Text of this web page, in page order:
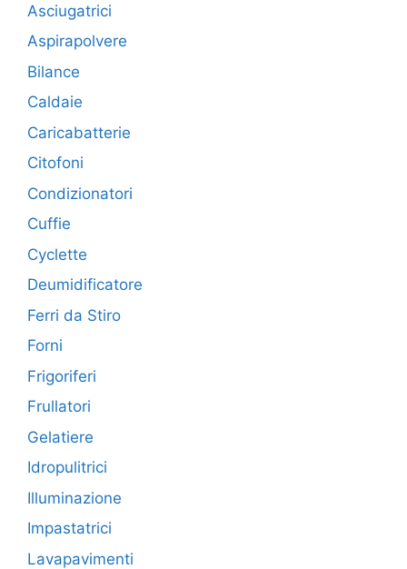
Asciugatrici
Aspirapolvere
Bilance
Caldaie
Caricabatterie
Citofoni
Condizionatori
Cuffie
Cyclette
Deumidificatore
Ferri da Stiro
Forni
Frigoriferi
Frullatori
Gelatiere
Idropulitrici
Illuminazione
Impastatrici
Lavapavimenti